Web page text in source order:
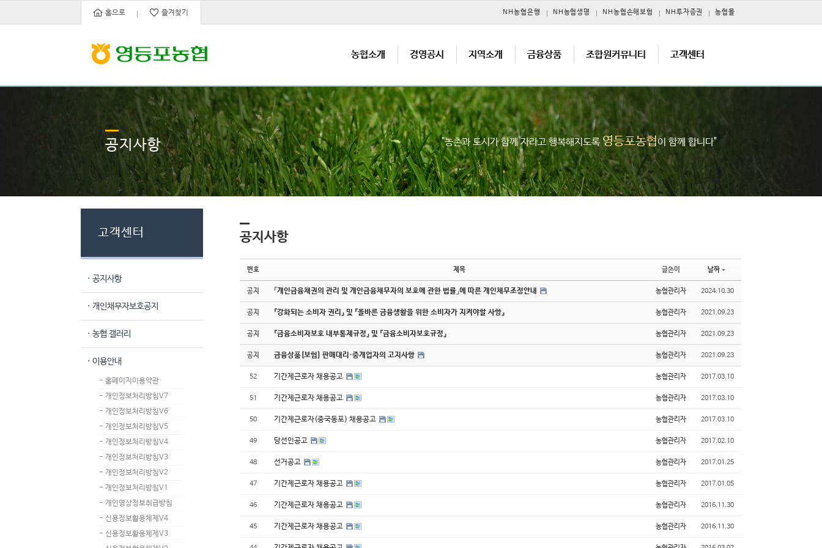
홈으로 즐겨찾기 NH농협은행 NH농협생명 NH농협손해보험 NH투자증권 농협몰
농협소개 경영공시 지역소개 금융상품 조합원커뮤니티 고객센터
공지사항 "농촌과 도시가 함께 자라고 행복해지도록영등포농협이 함께 합니다"
고객센터
· 공지사항
· 개인채무자보호공지
· 농협 갤러리
· 이용안내
- 홈페이지이용약관
- 개인정보처리방침V7
- 개인정보처리방침V6
- 개인정보처리방침V5
- 개인정보처리방침V4
- 개인정보처리방침V3
- 개인정보처리방침V2
- 개인정보처리방침V1
- 개인영상정보취급방침
- 신용정보활용체제V4
- 신용정보활용체제V3
공지사항
번호 제목 글쓴이 날짜
공지 「개인금융채권의 관리 및 개인금융채무자의 보호에 관한 법률」에 따른 개인채무조정안내 농협관리자 2024.10.30
공지 『강화되는 소비자 권리』 및 『올바른 금융생활을 위한 소비자가 지켜야할 사항』 농협관리자 2021.09.23
공지 『금융소비자보호 내부통제규정』 및 『금융소비자보호규정』 농협관리자 2021.09.23
공지 금융상품[보험] 판매대리·중개업자의 고지사항 농협관리자 2021.09.23
52 기간제근로자 채용공고 농협관리자 2017.03.10
51 기간제근로자 채용공고 농협관리자 2017.03.10
50 기간제근로자(중국동포) 채용공고 농협관리자 2017.03.10
49 당선인공고 농협관리자 2017.02.10
48 선거공고 농협관리자 2017.01.25
47 기간제근로자 채용공고 농협관리자 2017.01.05
46 기간제근로자 채용공고 농협관리자 2016.11.30
45 기간제근로자 채용공고 농협관리자 2016.11.30